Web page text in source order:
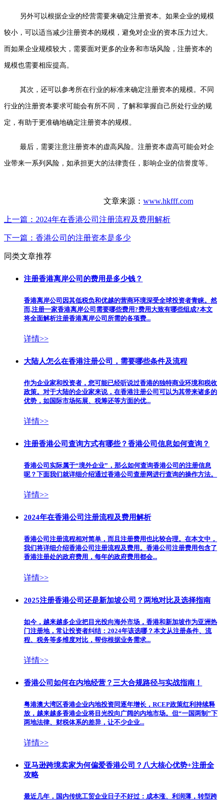
另外可以根据企业的经营需要来确定注册资本。如果企业的规模
较小，可以适当减少注册资本的规模，避免对企业的资本压力过大。
而如果企业规模较大，需要面对更多的业务和市场风险，注册资本的
规模也需要相应提高。
其次，还可以参考所在行业的标准来确定注册资本的规模。不同
行业的注册资本要求可能会有所不同，了解和掌握自己所处行业的规
定，有助于更准确地确定注册资本的规模。
最后，需要注意注册资本的虚高风险。注册资本虚高可能会对企
业带来一系列风险，如承担更大的法律责任，影响企业的信誉度等。
文章来源： www.hkfff.com
上一篇： 2024年在香港公司注册流程及费用解析
下一篇： 香港公司的注册资本是多少
同类文章推荐
注册香港离岸公司的费用是多少钱？
香港离岸公司因其低税负和优越的营商环境深受全球投资者青睐。然
而,注册一家香港离岸公司需要哪些费用?费用大致有哪些组成?本文
将全面解析注册香港离岸公司所需的各项费...
详情>>
大陆人怎么在香港注册公司，需要哪些条件及流程
作为企业家和投资者，您可能已经听说过香港的独特商业环境和税收
政策。对于大陆的企业家来说，在香港注册公司​可以为其带来诸多的
优势，如国际市场拓展、税筹还等方面的优...
详情>>
注册香港公司查询方式有哪些？香港公司信息如何查询？
香港公司实际属于“境外企业”，那么如何查询香港公司的注册信息
呢？下面我们就详细介绍通过香港公司查册网进行查询的操作方法。
详情>>
2024年在香港公司注册流程及费用解析
香港公司注册流程相对简单，而且注册费用也比较合理。在本文中，
我们将详细介绍香港公司注册流程及费用。香港公司注册费用包含了
香港注册处的政府费用，每年的政府费用都会...
详情>>
2025注册香港公司还是新加坡公司？两地对比及选择指南
如今，越来越多企业把目光投向海外市场，香港和新加坡作为亚洲热
门注册地，常让投资者纠结：2024年该选哪？本文从注册条件、流
程、税务等多维度对比，帮你根据业务需求...
详情>>
香港公司如何在内地经营？三大合规路径与实战指南！
粤港澳大湾区香港企业内地投资同逐年增长，RCEP政策红利持续释
放，越来越多香港企业将目光投向广阔的内地市场。但“一国两制”下
两地法律、财税体系的差异，让不少企业...
详情>>
亚马逊跨境卖家为何偏爱香港公司？八大核心优势+注册全
攻略
最近几年，国内传统工贸企业日子不好过：成本涨、利润薄，转型跨